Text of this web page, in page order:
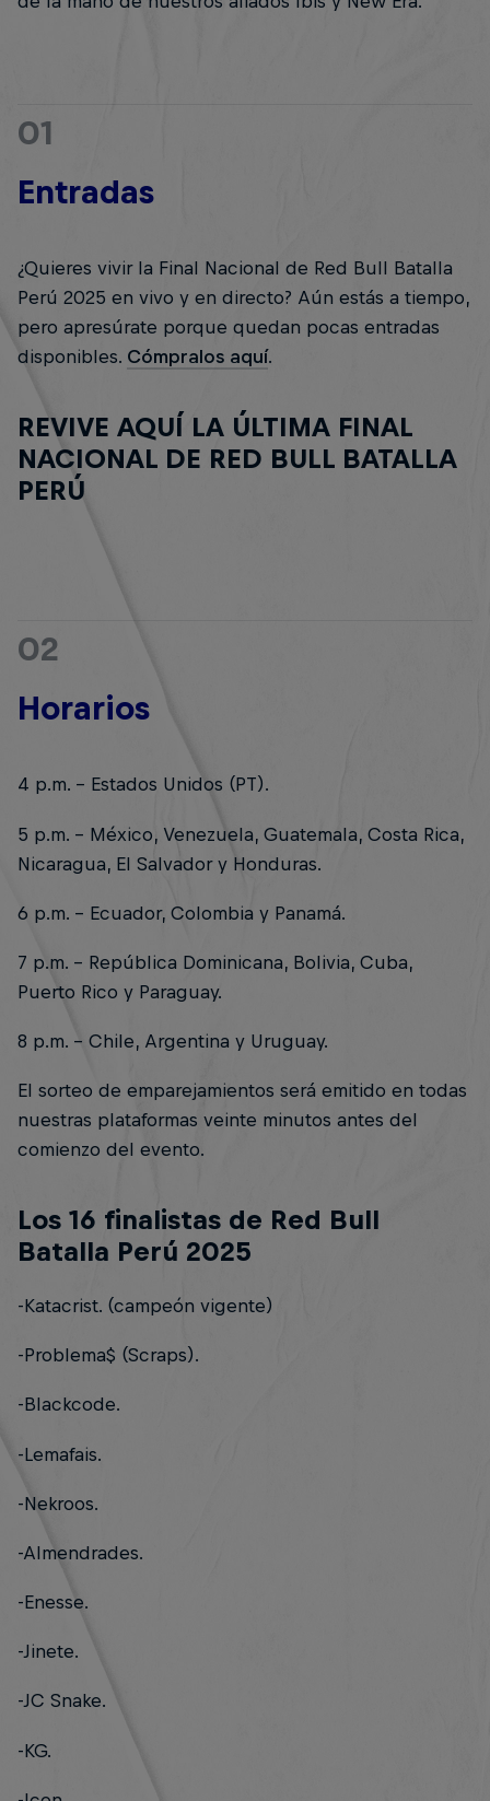
01
Entradas
¿Quieres vivir la Final Nacional de Red Bull Batalla
Perú 2025 en vivo y en directo? Aún estás a tiempo,
pero apresúrate porque quedan pocas entradas
disponibles. Cómpralos aquí.
REVIVE AQUÍ LA ÚLTIMA FINAL
NACIONAL DE RED BULL BATALLA
PERÚ
02
Horarios
4 p.m. - Estados Unidos (PT).
5 p.m. - México, Venezuela, Guatemala, Costa Rica,
Nicaragua, El Salvador y Honduras.
6 p.m. - Ecuador, Colombia y Panamá.
7 p.m. - República Dominicana, Bolivia, Cuba,
Puerto Rico y Paraguay.
8 p.m. - Chile, Argentina y Uruguay.
El sorteo de emparejamientos será emitido en todas
nuestras plataformas veinte minutos antes del
comienzo del evento.
Los 16 finalistas de Red Bull
Batalla Perú 2025
-Katacrist. (campeón vigente)
-Problema$ (Scraps).
-Blackcode.
-Lemafais.
-Nekroos.
-Almendrades.
-Enesse.
-Jinete.
-JC Snake.
-KG.